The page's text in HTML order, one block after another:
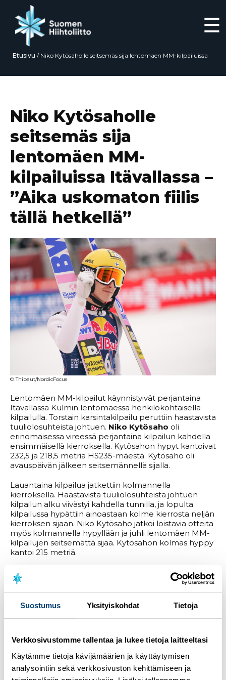
Suostumus Yksityiskohdat Tietoja
Verkkosivustomme tallentaa ja lukee tietoja laitteeltasi
Käytämme tietoja kävijämäärien ja käyttäytymisen
analysointiin sekä verkkosivuston kehittämiseen ja
☰
Etusivu / Niko Kytösaholle seitsemäs sija lentomäen MM-kilpailuissa
Niko Kytösaholle
seitsemäs sija
lentomäen MM-
kilpailuissa Itävallassa –
”Aika uskomaton fiilis
tällä hetkellä”
© Thibaut/NordicFocus
Lentomäen MM-kilpailut käynnistyivät perjantaina
Itävallassa Kulmin lentomäessä henkilökohtaisella
kilpailulla. Torstain karsintakilpailu peruttiin haastavista
tuuliolosuhteista johtuen. Niko Kytösaho oli
erinomaisessa vireessä perjantaina kilpailun kahdella
ensimmäisellä kierroksella. Kytösahon hypyt kantoivat
232,5 ja 218,5 metriä HS235-mäestä. Kytösaho oli
avauspäivän jälkeen seitsemännellä sijalla.
Lauantaina kilpailua jatkettiin kolmannella
kierroksella. Haastavista tuuliolosuhteista johtuen
kilpailun alku viivästyi kahdella tunnilla, ja lopulta
kilpailussa hypättiin ainoastaan kolme kierrosta neljän
kierroksen sijaan. Niko Kytösaho jatkoi loistavia otteita
myös kolmannella hypyllään ja juhli lentomäen MM-
kilpailujen seitsemättä sijaa. Kytösahon kolmas hyppy
kantoi 215 metriä.
Niko Kytösaho oli odotetusti iloinen seitsemännestä
sijastaan ja oli tyytyväinen siihen, miten hän sai
kilpailuun kolme hyvää hyppyä haastavista
olosuhteista huolimatta.
– Aika uskomaton fiilis tällä hetkellä. Eilen homma
hypystä paljon itseluottamusta, joten pystyin vain
päivä. Yli neljä tuntia odottelimme mäellä, että mitä
tapahtuu. Lopulta hyppäsimme tänään vain kerran,